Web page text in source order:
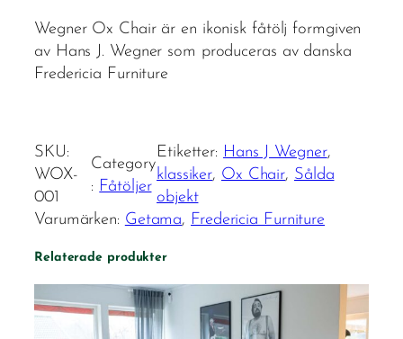
Wegner Ox Chair är en ikonisk fåtölj formgiven
av Hans J. Wegner som produceras av danska
Fredericia Furniture
SKU:
WOX-
001
Category
: Fåtöljer
Etiketter: Hans J Wegner
klassiker, Ox Chair, Sålda
objekt
Varumärken: Getama, Fredericia Furniture
Relaterade produkter